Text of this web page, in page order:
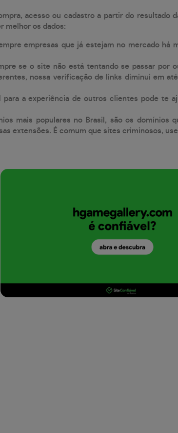
acesso ou cadastro a partir do resultado
melhor os dados:
empresas que já estejam no mercado há
se o site não está tentando se passar por
nossa verificação de links diminui em
para a experiência de outros clientes pode te
mais populares no Brasil, são os domínios
extensões. É comum que sites criminosos,